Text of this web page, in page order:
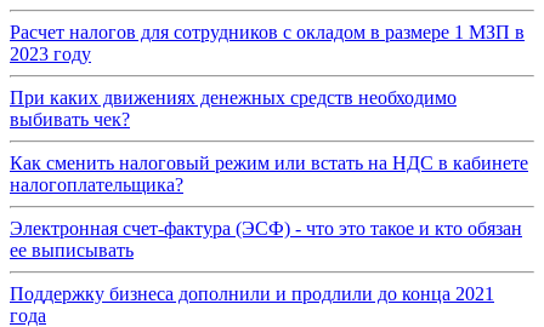
Расчет налогов для сотрудников с окладом в размере 1 МЗП в
2023 году
При каких движениях денежных средств необходимо
выбивать чек?
Как сменить налоговый режим или встать на НДС в кабинете
налогоплательщика?
Электронная счет-фактура (ЭСФ) - что это такое и кто обязан
ее выписывать
Поддержку бизнеса дополнили и продлили до конца 2021
года